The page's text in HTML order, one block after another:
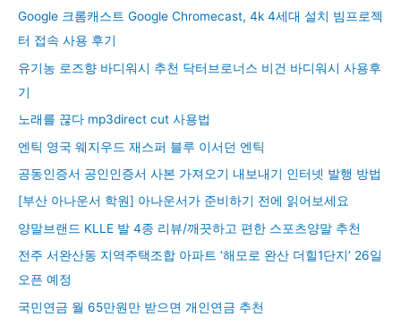
Google 크롬캐스트 Google Chromecast, 4k 4세대 설치 빔프로젝
터 접속 사용 후기
유기농 로즈향 바디워시 추천 닥터브로너스 비건 바디워시 사용후
기
노래를 끊다 mp3direct cut 사용법
엔틱 영국 웨지우드 재스퍼 블루 이서던 엔틱
공동인증서 공인인증서 사본 가져오기 내보내기 인터넷 발행 방법
[부산 아나운서 학원] 아나운서가 준비하기 전에 읽어보세요
양말브랜드 KLLE 발 4종 리뷰/깨끗하고 편한 스포츠양말 추천
전주 서완산동 지역주택조합 아파트 ‘해모로 완산 더힐1단지’ 26일
오픈 예정
국민연금 월 65만원만 받으면 개인연금 추천